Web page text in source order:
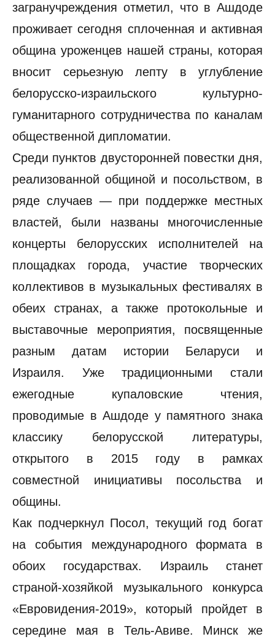
загранучреждения отметил, что в Ашдоде
проживает сегодня сплоченная и активная
община уроженцев нашей страны, которая
вносит серьезную лепту в углубление
белорусско-израильского культурно-
гуманитарного сотрудничества по каналам
общественной дипломатии.
Среди пунктов двусторонней повестки дня,
реализованной общиной и посольством, в
ряде случаев — при поддержке местных
властей, были названы многочисленные
концерты белорусских исполнителей на
площадках города, участие творческих
коллективов в музыкальных фестивалях в
обеих странах, а также протокольные и
выставочные мероприятия, посвященные
разным датам истории Беларуси и
Израиля. Уже традиционными стали
ежегодные купаловские чтения,
проводимые в Ашдоде у памятного знака
классику белорусской литературы,
открытого в 2015 году в рамках
совместной инициативы посольства и
общины.
Как подчеркнул Посол, текущий год богат
на события международного формата в
обоих государствах. Израиль станет
страной-хозяйкой музыкального конкурса
«Евровидения-2019», который пройдет в
середине мая в Тель-Авиве. Минск же